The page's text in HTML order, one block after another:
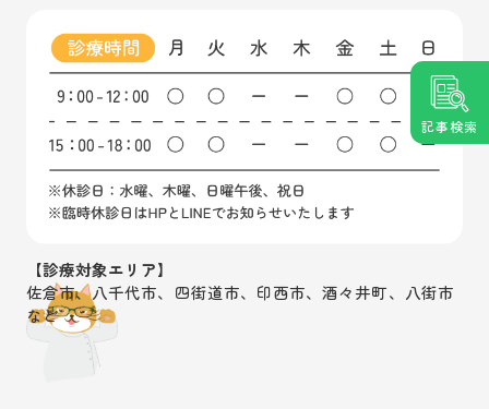
記事検索
【診療対象エリア】
佐倉市、八千代市、四街道市、印西市、酒々井町、八街市
など